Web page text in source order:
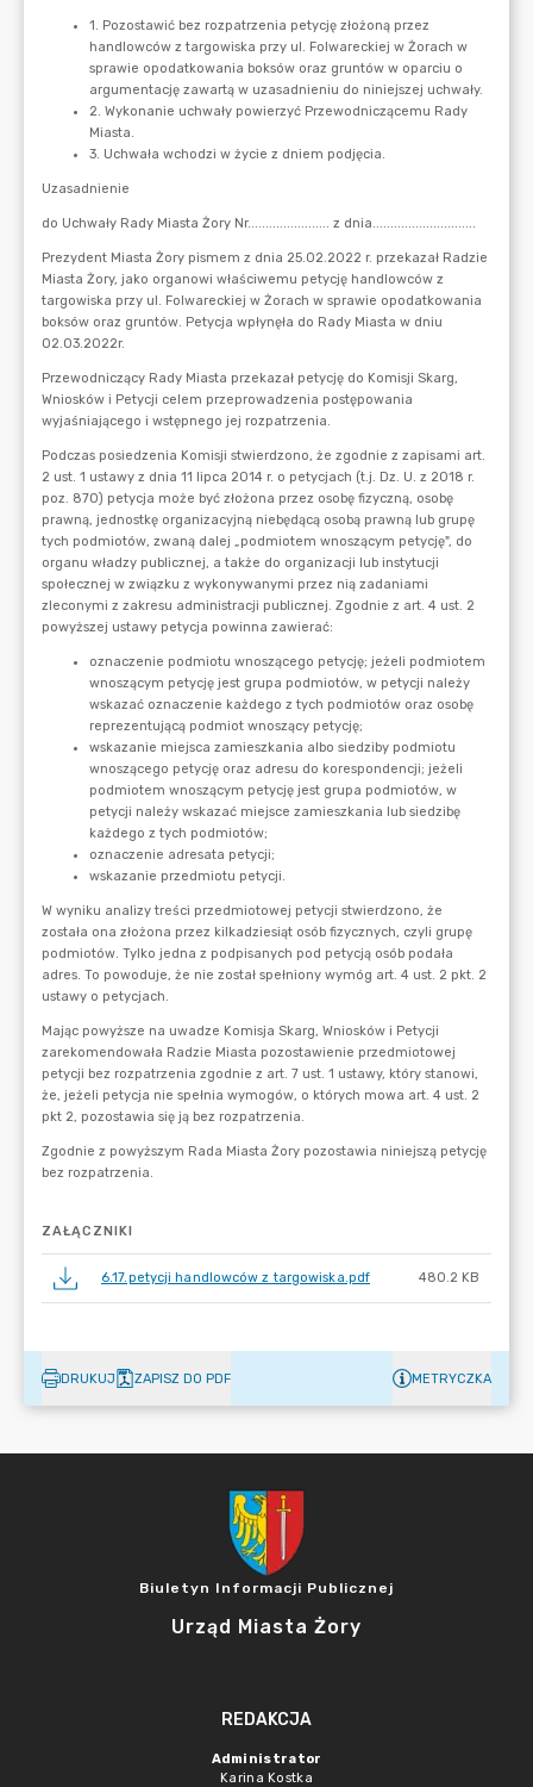
ZAŁĄCZNIKI
6.17.petycji handlowców z targowiska.pdf 480.2 KB
DRUKUJ ZAPISZ DO PDF METRYCZKA
Biuletyn Informacji Publicznej
Urząd Miasta Żory
REDAKCJA
Administrator
Karina Kostka